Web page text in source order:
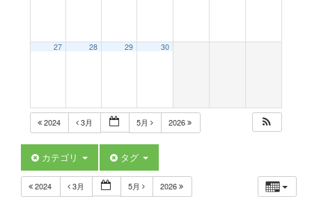
t
27 28 29 30
2024 3月 5月 2026
カテゴリ タグ
2024 3月 5月 2026